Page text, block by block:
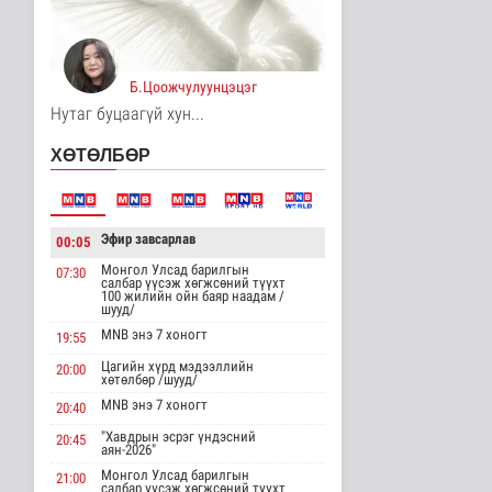
12 цаг 28 минутын өмнө
Хирошимад иргэд
Японы зэвсгийн
экспортын бодлогы..
Дэлхийд
13 цаг 40 минутын өмнө
Трамп Ирантай
шинэ гарц эрэлх..
13 цаг 49 минутын өмнө
Европ даяар хэт халалт
эрчимжиж байна
Дэлхийд
Голууд үертэй байна
13 цаг 15 минутын өмнө
Б.Цоожчулуунцэцэг
Нутаг буцаагүй хун...
ХӨТӨЛБӨР
00:05 Эфир завсарлав
07:30
Монгол Улсад барилгын
салбар үүсэж хөгжсөний түүхт
100 жилийн ойн баяр наадам /
шууд/
19:55
MNB энэ 7 хоногт
20:00
Цагийн хүрд мэдээллийн
хөтөлбөр /шууд/
20:40
MNB энэ 7 хоногт
20:45
"Хавдрын эсрэг үндэсний
аян-2026"
21:00
Монгол Улсад барилгын
салбар үүсэж хөгжсөний түүхт